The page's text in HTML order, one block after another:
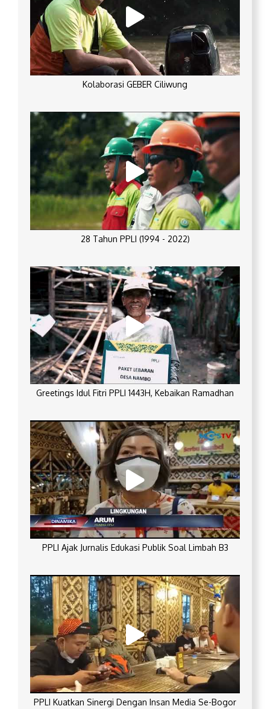
Kolaborasi GEBER Ciliwung
28 Tahun PPLI (1994 - 2022)
Greetings Idul Fitri PPLI 1443H, Kebaikan Ramadhan
PPLI Ajak Jurnalis Edukasi Publik Soal Limbah B3
PPLI Kuatkan Sinergi Dengan Insan Media Se-Bogor